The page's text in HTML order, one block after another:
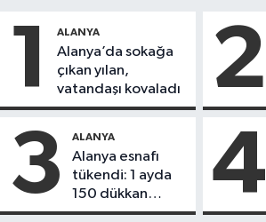
1 ALANYA
Alanya’da sokağa
çıkan yılan,
vatandaşı kovaladı
2
3 ALANYA
Alanya esnafı
tükendi: 1 ayda
150 dükkan
kapandı
4